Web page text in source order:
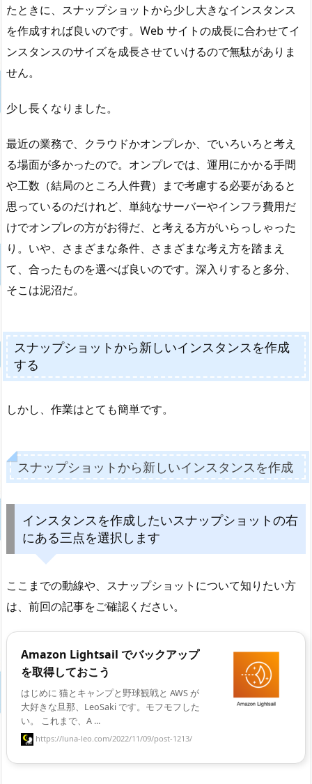
たときに、スナップショットから少し大きなインスタンス
を作成すれば良いのです。Web サイトの成長に合わせてイ
ンスタンスのサイズを成長させていけるので無駄がありま
せん。
少し長くなりました。
最近の業務で、クラウドかオンプレか、でいろいろと考え
る場面が多かったので。オンプレでは、運用にかかる手間
や工数（結局のところ人件費）まで考慮する必要があると
思っているのだけれど、単純なサーバーやインフラ費用だ
けでオンプレの方がお得だ、と考える方がいらっしゃった
り。いや、さまざまな条件、さまざまな考え方を踏まえ
て、合ったものを選べば良いのです。深入りすると多分、
そこは泥沼だ。
スナップショットから新しいインスタンスを作成
する
しかし、作業はとても簡単です。
スナップショットから新しいインスタンスを作成
インスタンスを作成したいスナップショットの右
にある三点を選択します
ここまでの動線や、スナップショットについて知りたい方
は、前回の記事をご確認ください。
Amazon Lightsail でバックアップ
を取得しておこう
はじめに 猫とキャンプと野球観戦と AWS が
大好きな旦那、LeoSaki です。モフモフした
い。 これまで、A ...
https://luna-leo.com/2022/11/09/post-1213/